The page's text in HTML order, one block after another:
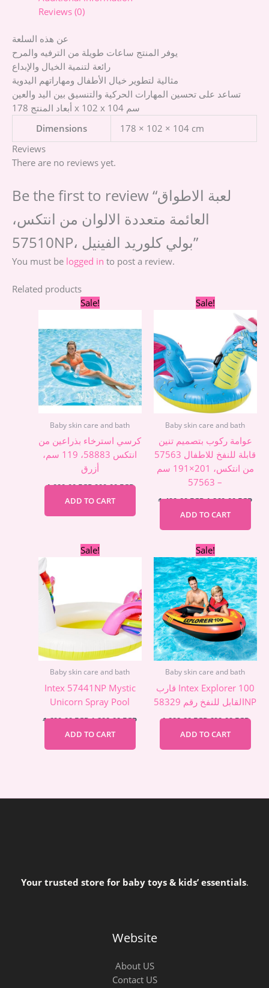
Reviews (0)
عن هذه السلعة
يوفر المنتج ساعات طويلة من الترفيه والمرح
رائعة لتنمية الخيال والإبداع
مثالية لتطوير خيال الأطفال ومهاراتهم اليدوية
تساعد على تحسين المهارات الحركية والتنسيق بين اليد والعين
أبعاد المنتج 178 x 102 x 104 سم
Dimensions
178 × 102 × 104 cm
Reviews
There are no reviews yet.
Be the first to review “لعبة الاطواق
العائمة متعددة الالوان من انتكس،
57510NP، بولي كلوريد الفينيل”
You must be logged in to post a review.
Related products
Sale!
Baby skin care and bath
كرسي استرخاء بذراعين من
انتكس 58883، 119 سم،
أزرق
1.090,00EGP
Original
price
1.090,00 EGP.
990,00EGP
990,00 EGP.
ADD TO CART
Sale!
Baby skin care and bath
عوامة ركوب بتصميم تنين
قابلة للنفخ للاطفال 57563
من انتكس، 201×191 سم
– 57563
1.490,00EGP
Original
price
1.490,00 EGP.
1.260,00EGP
is:
ADD TO CART
Sale!
Baby skin care and bath
Intex 57441NP Mystic
Unicorn Spray Pool
1.690,00EGP
Original
price
1.290,00EGP
price
1.290,00 EGP.
ADD TO CART
Sale!
Baby skin care and bath
قارب Intex Explorer 100
القابل للنفخ رقم 58329NP
1.090,00EGP
Original
price
was:
1.090,00 EGP.
690,00EGP
price
is:
ADD TO CART
Your trusted store for baby toys & kids’ essentials.
Website
About US
Contact US